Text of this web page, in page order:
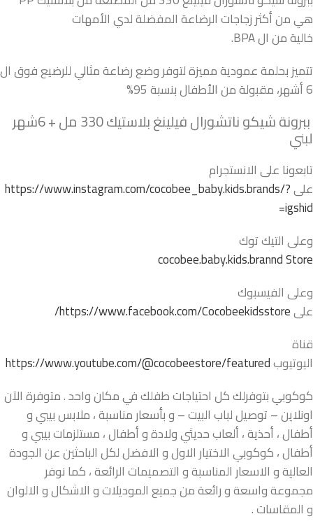
هي من أكثر زجاجات الرضاعة المفضلة لدي الأمهات
خالية من ال BPA.
تتميز بحلمة عمودية مميزة لتوفر وضع رضاعة مثالي للرضيع فوق ال
6 أشهر، مقبولة من الأطفال بنسبة 95%
ببرونة شيكو ناتشورال فيلينغ بلاستيك 330 مل + 6شهر
لبني
تابعونا على الانستجرام
علىhttps://www.instagram.com/cocobee_baby.kids.brands/?
igshid=
وعلى التيك توك
cocobee.baby.kids.brannd Store
وعلى الفيسبوك
علىhttps://www.facebook.com/Cocobeekidsstore/
قناة
اليوتيوبhttps://www.youtube.com/@cocobeestore/featured
كوكوبي بتوفرلك كل احتياجات طفلك في مكان واحد . متوفرة الآن
اونلاين – توصيل لباب البيت – و بأسعار مناسبة ، ملابس بيبي و
أطفال ، أحذية ، ألعاب حديثي ولادة و أطفال ، مستلزمات بيبي و
أطفال ، كوكوبي الاختيار الاول و الافضل لكل الباحثين عن الجودة
العالية و الاسعار المناسبة و التصميمات الرائعة ، كما نوفر
مجموعة واسعة و رائعة من جميع الموديلات و الاشكال و الالوان
و المقاسات .